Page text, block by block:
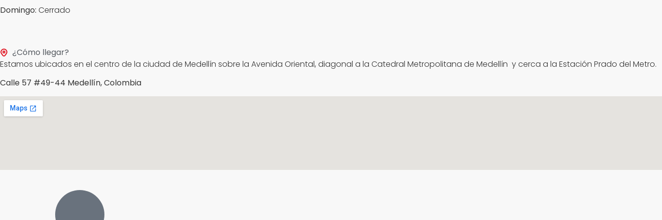
Domingo: Cerrado
¿Cómo llegar?
Estamos ubicados en el centro de la ciudad de Medellín sobre la Avenida Oriental, diagonal a la Catedral Metropolitana de Medellín y cerca a la Estación Prado del Metro.
Calle 57 #49-44 Medellín, Colombia